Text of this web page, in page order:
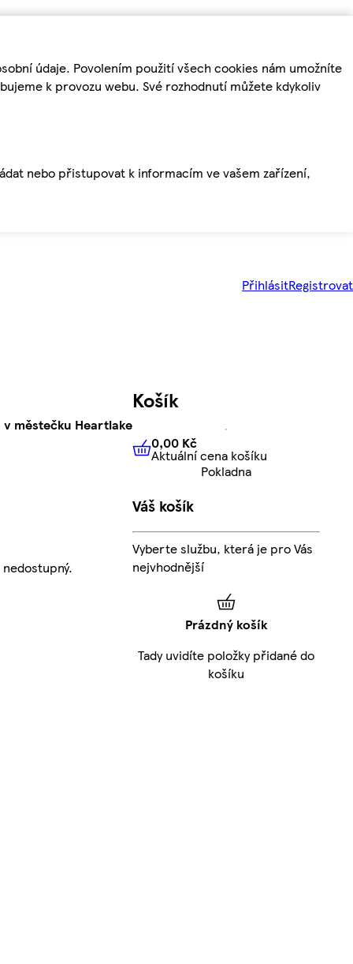
údaje. Povolením použití všech cookies nám umožníte
k provozu webu. Své rozhodnutí můžete kdykoliv
nebo přistupovat k informacím ve vašem zařízení,
PřihlásitRegistrovat
v městečku Heartlake
Košík
0,00 KčAktuální cena košíku
0,00 Kč
Aktuální cena košíku
Pokladna
Váš košík
Vyberte službu, která je pro Vás
nejvhodnější
Prázdný košík
Tady uvidíte položky přidané do
košíku